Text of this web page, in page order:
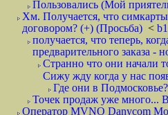
Пользовались (Мой
Хм. Получается, что симкарты
договором? (+) (Просьба) <
получается, что теперь,
предварительного заказа -
Странно что они начали
Сижу жду когда у нас
Где они в
Точек продаж уже много...
Оператор MVNO Danycom